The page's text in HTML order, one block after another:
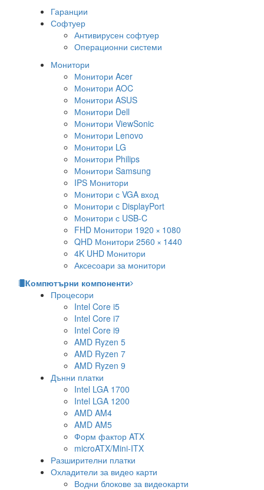
Гаранции
Софтуер
Антивирусен софтуер
Операционни системи
Монитори
Монитори Acer
Монитори AOC
Монитори ASUS
Монитори Dell
Монитори ViewSonic
Монитори Lenovo
Монитори LG
Монитори Philips
Монитори Samsung
IPS Монитори
Монитори с VGA вход
Монитори с DisplayPort
Монитори с USB-C
FHD Монитори 1920 × 1080
QHD Монитори 2560 × 1440
4K UHD Монитори
Аксесоари за монитори
Компютърни компоненти
Процесори
Intel Core i5
Intel Core i7
Intel Core i9
AMD Ryzen 5
AMD Ryzen 7
AMD Ryzen 9
Дънни платки
Intel LGA 1700
Intel LGA 1200
AMD AM4
AMD AM5
Форм фактор ATX
microATX/Mini-ITX
Разширителни платки
Охладители за видео карти
Водни блокове за видеокарти